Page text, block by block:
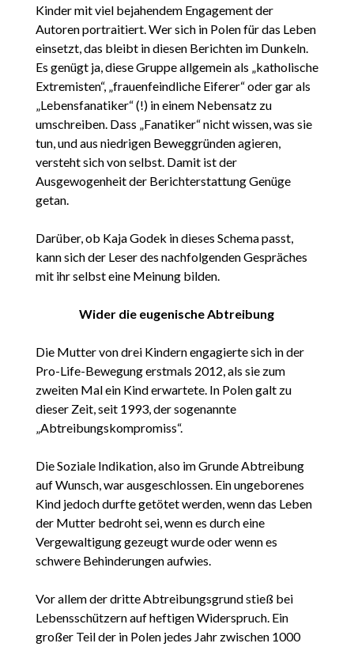
Kinder mit viel bejahendem Engagement der
Autoren portraitiert. Wer sich in Polen für das Leben
einsetzt, das bleibt in diesen Berichten im Dunkeln.
Es genügt ja, diese Gruppe allgemein als „katholische
Extremisten“, „frauenfeindliche Eiferer“ oder gar als
„Lebensfanatiker“ (!) in einem Nebensatz zu
umschreiben. Dass „Fanatiker“ nicht wissen, was sie
tun, und aus niedrigen Beweggründen agieren,
versteht sich von selbst. Damit ist der
Ausgewogenheit der Berichterstattung Genüge
getan.
Darüber, ob Kaja Godek in dieses Schema passt,
kann sich der Leser des nachfolgenden Gespräches
mit ihr selbst eine Meinung bilden.
Wider die eugenische Abtreibung
Die Mutter von drei Kindern engagierte sich in der
Pro-Life-Bewegung erstmals 2012, als sie zum
zweiten Mal ein Kind erwartete. In Polen galt zu
dieser Zeit, seit 1993, der sogenannte
„Abtreibungskompromiss“.
Die Soziale Indikation, also im Grunde Abtreibung
auf Wunsch, war ausgeschlossen. Ein ungeborenes
Kind jedoch durfte getötet werden, wenn das Leben
der Mutter bedroht sei, wenn es durch eine
Vergewaltigung gezeugt wurde oder wenn es
schwere Behinderungen aufwies.
Vor allem der dritte Abtreibungsgrund stieß bei
Lebensschützern auf heftigen Widerspruch. Ein
großer Teil der in Polen jedes Jahr zwischen 1000